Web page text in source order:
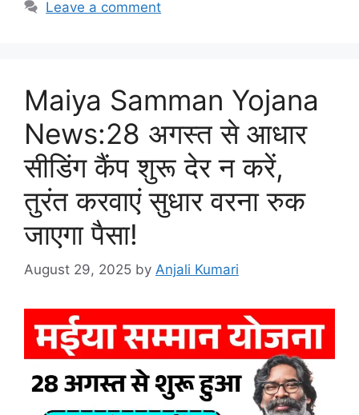
Leave a comment
Maiya Samman Yojana
News:28 अगस्त से आधार
सीडिंग कैंप शुरू देर न करें,
तुरंत करवाएं सुधार वरना रुक
जाएगा पैसा!
August 29, 2025 by Anjali Kumari